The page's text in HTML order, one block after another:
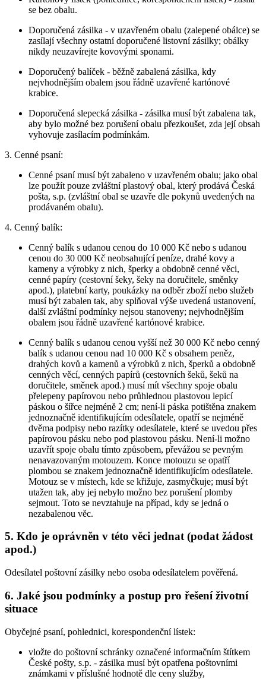
se bez obalu.
Doporučená zásilka - v uzavřeném obalu (zalepené obálce) se
zasílají všechny ostatní doporučené listovní zásilky; obálky
nikdy neuzavírejte kovovými sponami.
Doporučený balíček - běžně zabalená zásilka, kdy
nejvhodnějším obalem jsou řádně uzavřené kartónové
krabice.
Doporučená slepecká zásilka - zásilka musí být zabalena tak,
aby bylo možné bez porušení obalu přezkoušet, zda její obsah
vyhovuje zasílacím podmínkám.
3. Cenné psaní:
Cenné psaní musí být zabaleno v uzavřeném obalu; jako obal
lze použít pouze zvláštní plastový obal, který prodává Česká
pošta, s.p. (zvláštní obal se uzavře dle pokynů uvedených na
prodávaném obalu).
4. Cenný balík:
Cenný balík s udanou cenou do 10 000 Kč nebo s udanou
cenou do 30 000 Kč neobsahující peníze, drahé kovy a
kameny a výrobky z nich, šperky a obdobně cenné věci,
cenné papíry (cestovní šeky, šeky na doručitele, směnky
apod.), platební karty, poukázky na odběr zboží nebo služeb
musí být zabalen tak, aby splňoval výše uvedená ustanovení,
další zvláštní podmínky nejsou stanoveny; nejvhodnějším
obalem jsou řádně uzavřené kartónové krabice.
Cenný balík s udanou cenou vyšší než 30 000 Kč nebo cenný
balík s udanou cenou nad 10 000 Kč s obsahem peněz,
drahých kovů a kamenů a výrobků z nich, šperků a obdobně
cenných věcí, cenných papírů (cestovních šeků, šeků na
doručitele, směnek apod.) musí mít všechny spoje obalu
přelepeny papírovou nebo průhlednou plastovou lepicí
páskou o šířce nejméně 2 cm; není-li páska potištěna znakem
jednoznačně identifikujícím odesílatele, opatří se nejméně
dvěma podpisy nebo razítky odesílatele, které se uvedou přes
papírovou pásku nebo pod plastovou pásku. Není-li možno
uzavřít spoje obalu tímto způsobem, převážou se pevným
nenavazovaným motouzem. Konce motouzu se opatří
plombou se znakem jednoznačně identifikujícím odesílatele.
Motouz se v místech, kde se křižuje, zasmyčkuje; musí být
utažen tak, aby jej nebylo možno bez porušení plomby
sejmout. Toto se nevztahuje na případ, kdy se jedná o
nezabalenou věc.
5. Kdo je oprávněn v této věci jednat (podat žádost
apod.)
Odesílatel poštovní zásilky nebo osoba odesílatelem pověřená.
6. Jaké jsou podmínky a postup pro řešení životní
situace
Obyčejné psaní, pohlednici, korespondenční lístek:
vložte do poštovní schránky označené informačním štítkem
České pošty, s.p. - zásilka musí být opatřena poštovními
známkami v příslušné hodnotě dle ceny služby,